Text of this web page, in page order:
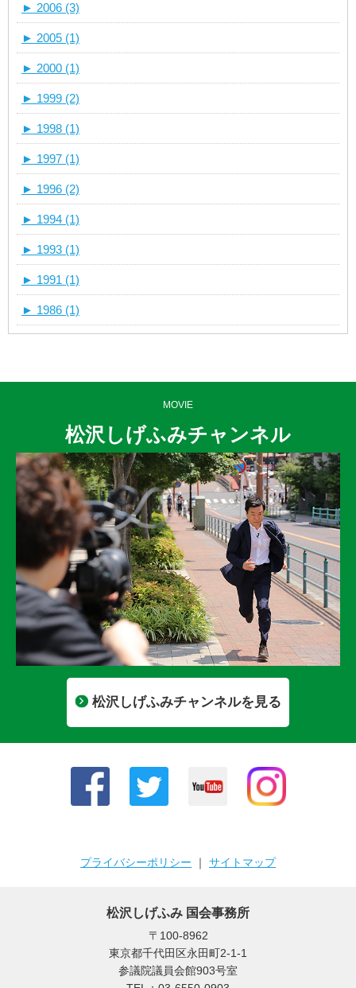
► 2006 (3)
► 2005 (1)
► 2000 (1)
► 1999 (2)
► 1998 (1)
► 1997 (1)
► 1996 (2)
► 1994 (1)
► 1993 (1)
► 1991 (1)
► 1986 (1)
MOVIE
松沢しげふみチャンネル
松沢しげふみチャンネルを見る
プライバシーポリシー ｜ サイトマップ
松沢しげふみ 国会事務所
〒100-8962
東京都千代田区永田町2-1-1
参議院議員会館903号室